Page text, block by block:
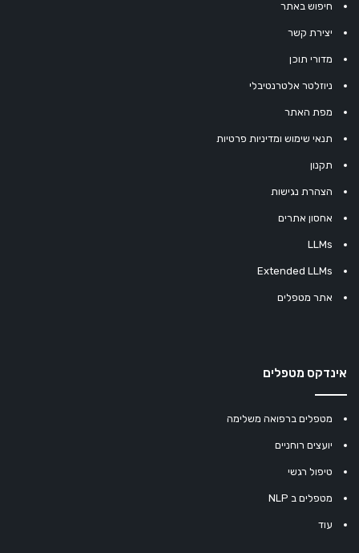
חיפוש באתר
יצירת קשר
מדורי תוכן
ניוזלטר אלטרנטיבלי
מפת האתר
תנאי שימוש ומדיניות פרטיות
תקנון
הצהרת נגישות
אחסון אתרים
LLMs
Extended LLMs
אתר מטפלים
אינדקס מטפלים
מטפלים ברפואה משלימה
יועצים רוחניים
טיפול רגשי
מטפלים ב NLP
עוד